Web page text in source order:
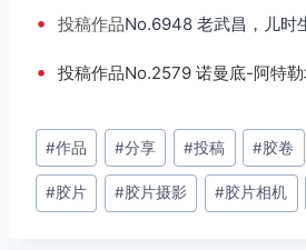
• 投稿作品No.6948 老武昌，儿时
• 投稿作品No.2579 诺曼底-阿特
文
章
标
#作品 #分享 #投稿 #胶卷
#胶片 #胶片摄影 #胶片相机